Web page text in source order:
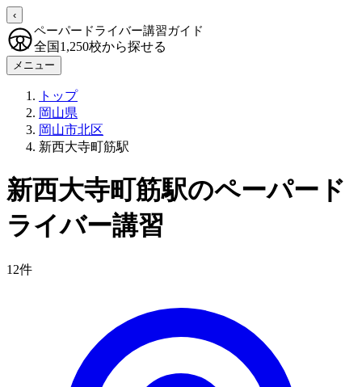
‹
ペーパードライバー講習ガイド
全国1,250校から探せる
メニュー
トップ
岡山県
岡山市北区
新西大寺町筋駅
新西大寺町筋駅のペーパード
ライバー講習
12件